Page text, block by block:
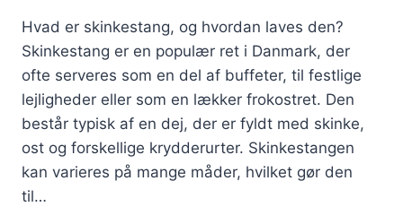
Hvad er skinkestang, og hvordan laves den?
Skinkestang er en populær ret i Danmark, der
ofte serveres som en del af buffeter, til festlige
lejligheder eller som en lækker frokostret. Den
består typisk af en dej, der er fyldt med skinke,
ost og forskellige krydderurter. Skinkestangen
kan varieres på mange måder, hvilket gør den
til…